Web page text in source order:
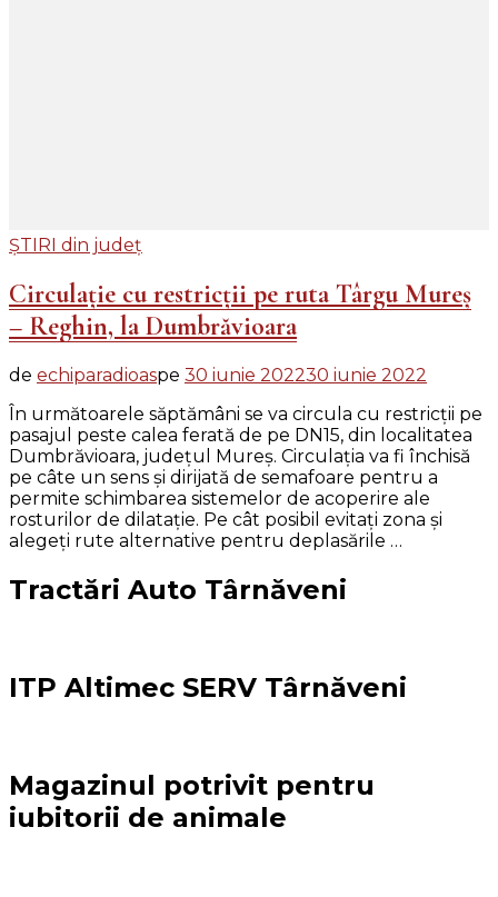
ȘTIRI din județ
Circulație cu restricții pe ruta Târgu Mureș
– Reghin, la Dumbrăvioara
de echiparadioaspe 30 iunie 202230 iunie 2022
În următoarele săptămâni se va circula cu restricții pe
pasajul peste calea ferată de pe DN15, din localitatea
Dumbrăvioara, județul Mureș. Circulația va fi închisă
pe câte un sens și dirijată de semafoare pentru a
permite schimbarea sistemelor de acoperire ale
rosturilor de dilatație. Pe cât posibil evitați zona și
alegeți rute alternative pentru deplasările …
Tractări Auto Târnăveni
ITP Altimec SERV Târnăveni
Magazinul potrivit pentru
iubitorii de animale